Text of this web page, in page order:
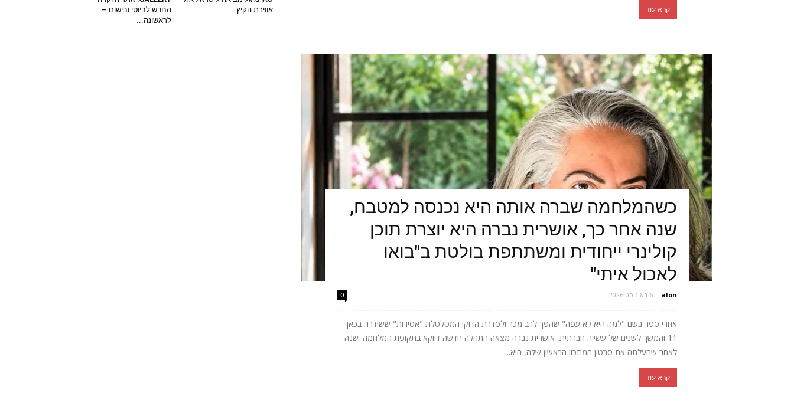
קרא עוד
כשהמלחמה שברה אותה היא נכנסה למטבח,
שנה אחר כך, אושרית נברה היא יוצרת תוכן
קולינרי ייחודית ומשתתפת בולטת ב"בואו
לאכול איתי"
alon
- 6 באוגוסט 2026 0
אחרי ספר בשם "למה היא לא עפה" שהפך לרב מכר ולסדרת הדוקו המטלטלת "אסירות" ששודרה בכאן
11 והמשך לשנים של עשייה חברתית, אושרית נברה מצאה התחלה חדשה דווקא בתקופת המלחמה. שנה
לאחר שהעלתה את סרטון המתכון הראשון שלה, היא...
קרא עוד
אווירת הקיץ...
החדש לביוטי ובישום –
לראשונה...